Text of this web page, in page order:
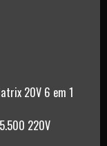
20V 6 em 1
220V